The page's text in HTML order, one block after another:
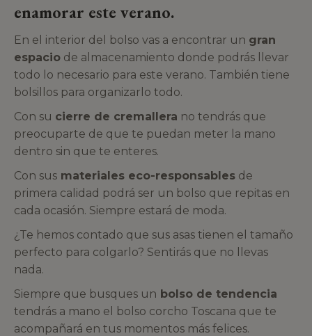
enamorar este verano.
En el interior del bolso vas a encontrar un gran
espacio de almacenamiento donde podrás llevar
todo lo necesario para este verano. También tiene
bolsillos para organizarlo todo.
Con su cierre de cremallera no tendrás que
preocuparte de que te puedan meter la mano
dentro sin que te enteres.
Con sus materiales eco-responsables de
primera calidad podrá ser un bolso que repitas en
cada ocasión. Siempre estará de moda.
¿Te hemos contado que sus asas tienen el tamaño
perfecto para colgarlo? Sentirás que no llevas
nada.
Siempre que busques un bolso de tendencia
tendrás a mano el bolso corcho Toscana que te
acompañará en tus momentos más felices.